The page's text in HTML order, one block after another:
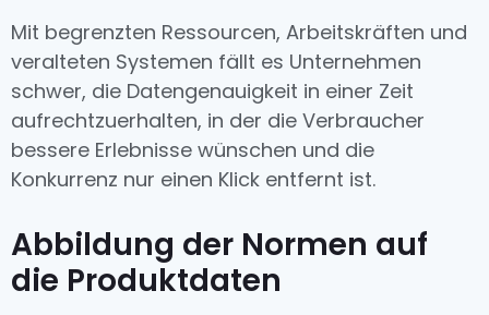
Mit begrenzten Ressourcen, Arbeitskräften und
veralteten Systemen fällt es Unternehmen
schwer, die Datengenauigkeit in einer Zeit
aufrechtzuerhalten, in der die Verbraucher
bessere Erlebnisse wünschen und die
Konkurrenz nur einen Klick entfernt ist.
Abbildung der Normen auf
die Produktdaten